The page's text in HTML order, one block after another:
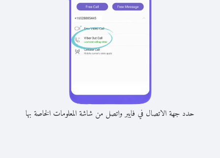
حدد جهة الاتصال في فايبر واتصل من شاشة المعلومات الخاصة بها